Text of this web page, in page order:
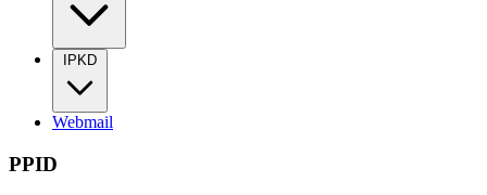
IPKD
Webmail
PPID